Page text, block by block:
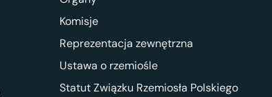
Komisje
Reprezentacja zewnętrzna
Ustawa o rzemiośle
Statut Związku Rzemiosła Polskiego